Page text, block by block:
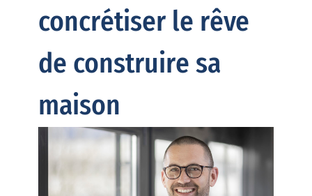
concrétiser le rêve
de construire sa
maison